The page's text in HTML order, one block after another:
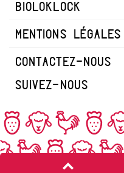
BIOLOKLOCK
MENTIONS LÉGALES
CONTACTEZ-NOUS
SUIVEZ-NOUS